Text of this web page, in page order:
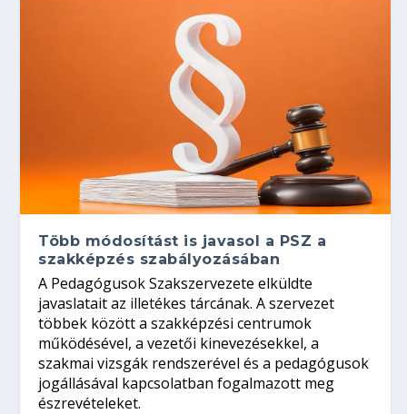
Több módosítást is javasol a PSZ a
szakképzés szabályozásában
A Pedagógusok Szakszervezete elküldte
javaslatait az illetékes tárcának. A szervezet
többek között a szakképzési centrumok
működésével, a vezetői kinevezésekkel, a
szakmai vizsgák rendszerével és a pedagógusok
jogállásával kapcsolatban fogalmazott meg
észrevételeket.